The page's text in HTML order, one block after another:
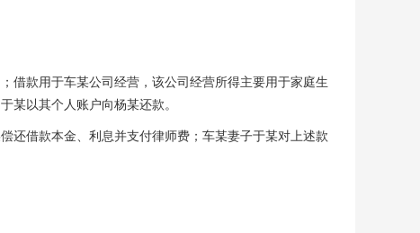
借款用于车某公司经营，该公司经营所得主要用于家庭生
某以其个人账户向杨某还款。
还借款本金、利息并支付律师费；车某妻子于某对上述款